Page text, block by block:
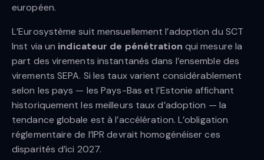
européen.
L’Eurosystème suit mensuellement l’adoption du SCT
Inst via un indicateur de pénétration qui mesure la
part des virements instantanés dans l’ensemble des
virements SEPA. Si les taux varient considérablement
selon les pays — les Pays-Bas et l’Estonie affichant
historiquement les meilleurs taux d’adoption — la
tendance globale est à l’accélération. L’obligation
réglementaire de l’IPR devrait homogénéiser ces
disparités d’ici 2027.